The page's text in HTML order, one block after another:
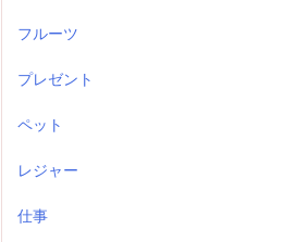
フルーツ
プレゼント
ペット
レジャー
仕事